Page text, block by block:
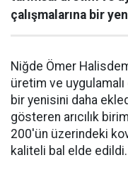
çalışmalarına bir
Niğde Ömer
üretim ve uygulamalı
bir yenisini daha
gösteren arıcılık
200'ün üzerindeki
kaliteli bal elde edildi.